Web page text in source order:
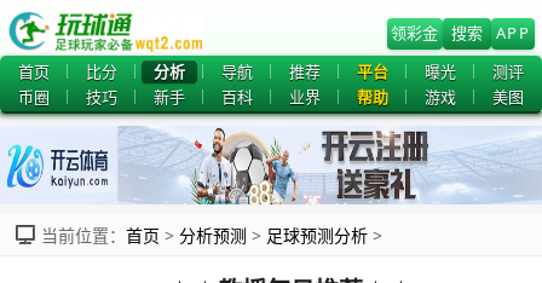
领彩金 搜索
APP
首页
比分 分析 导航 推荐 平台 曝光
测评
币圈
技巧 新手 百科 业界 帮助 游戏 美图
当前位置： 首页 > 分析预测 > 足球预测分析 >